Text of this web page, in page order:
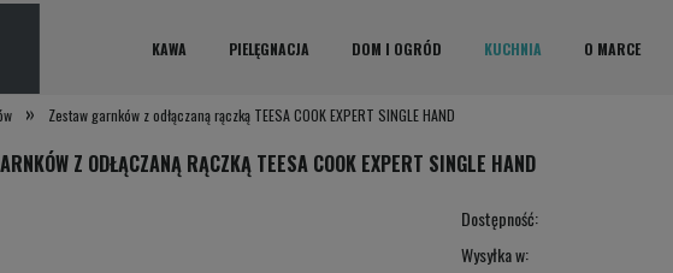
KAWA PIELĘGNACJA DOM I OGRÓD KUCHNIA O MARCE
» Zestaw garnków z odłączaną rączką TEESA COOK EXPERT SINGLE HAND
Z ODŁĄCZANĄ RĄCZKĄ TEESA COOK EXPERT SINGLE HAND
Dostępność:
Wysyłka w: